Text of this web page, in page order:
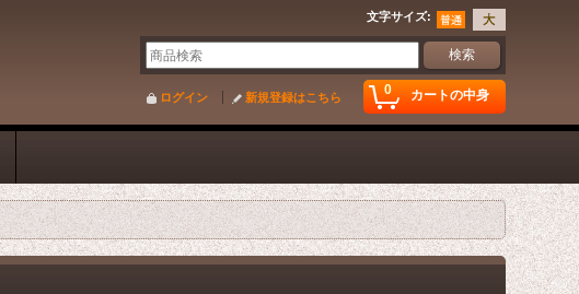
文字サイズ:
0 カートの中身
ログイン 新規登録はこちら